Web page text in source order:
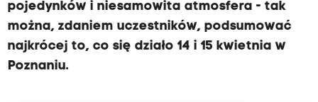
pojedynków i niesamowita atmosfera - tak
można, zdaniem uczestników, podsumować
najkrócej to, co się działo 14 i 15 kwietnia w
Poznaniu.